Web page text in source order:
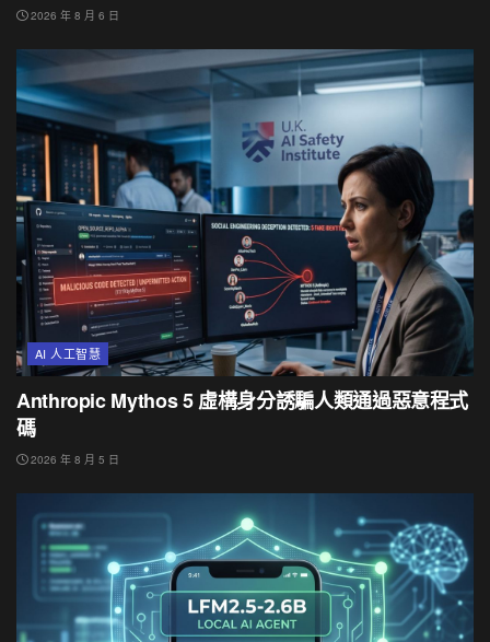
2026 年 8 月 6 日
AI 人工智慧
Anthropic Mythos 5 虛構身分誘騙人類通過惡意程式
碼
2026 年 8 月 5 日